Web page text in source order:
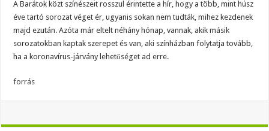
A Barátok közt színészeit rosszul érintette a hír, hogy a több, mint húsz
éve tartó sorozat véget ér, ugyanis sokan nem tudták, mihez kezdenek
majd ezután. Azóta már eltelt néhány hónap, vannak, akik másik
sorozatokban kaptak szerepet és van, aki színházban folytatja tovább,
ha a koronavírus-járvány lehetőséget ad erre.
forrás